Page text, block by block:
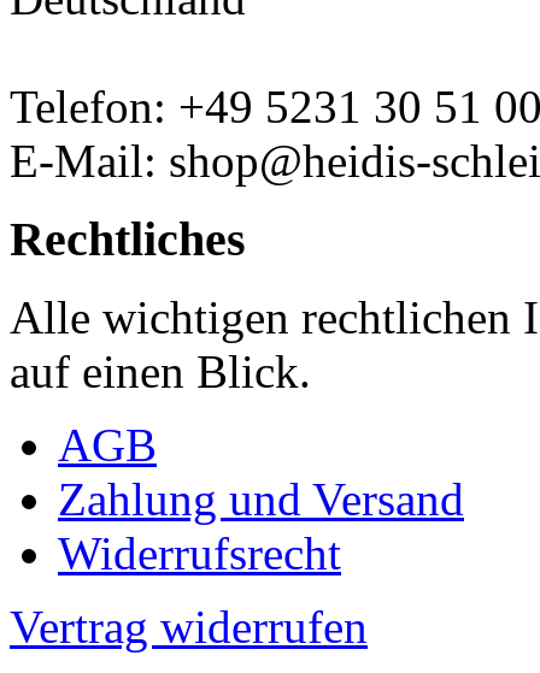
Telefon: +49 5231 30 51
E-Mail: shop@heidis-
Rechtliches
Alle wichtigen rechtlichen
auf einen Blick.
AGB
Zahlung und Versand
Widerrufsrecht
Vertrag widerrufen